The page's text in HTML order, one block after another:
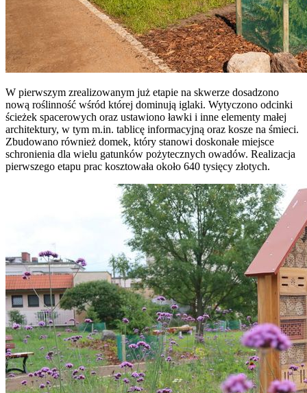
W pierwszym zrealizowanym już etapie na skwerze dosadzono
nową roślinność wśród której dominują iglaki. Wytyczono odcinki
ścieżek spacerowych oraz ustawiono ławki i inne elementy małej
architektury, w tym m.in. tablicę informacyjną oraz kosze na śmieci.
Zbudowano również domek, który stanowi doskonałe miejsce
schronienia dla wielu gatunków pożytecznych owadów. Realizacja
pierwszego etapu prac kosztowała około 640 tysięcy złotych.